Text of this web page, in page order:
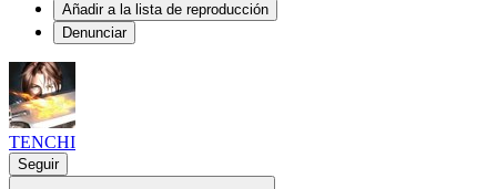
Añadir a la lista de reproducción
Denunciar
TENCHI
Seguir